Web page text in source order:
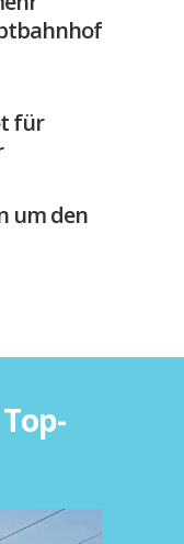
für
um den